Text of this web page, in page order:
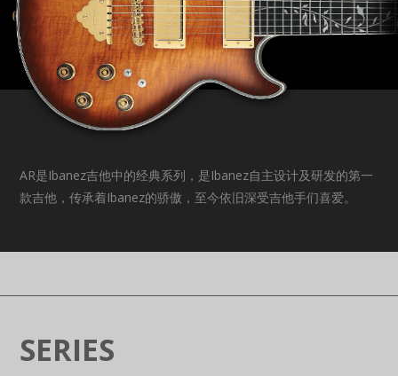
AR是Ibanez吉他中的经典系列，是Ibanez自主设计及研发的第一
款吉他，传承着Ibanez的骄傲，至今依旧深受吉他手们喜爱。
SERIES